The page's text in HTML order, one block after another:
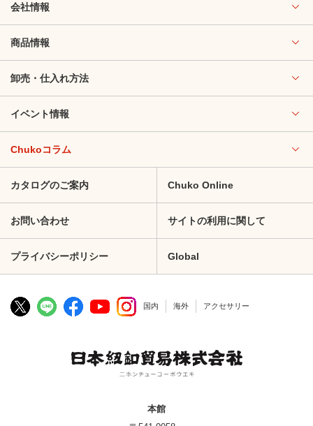
会社情報
商品情報
卸売・仕入れ方法
イベント情報
Chukoコラム
カタログのご案内 Chuko Online
お問い合わせ サイトの利用に関して
プライバシーポリシー Global
国内 海外 アクセサリー
本館